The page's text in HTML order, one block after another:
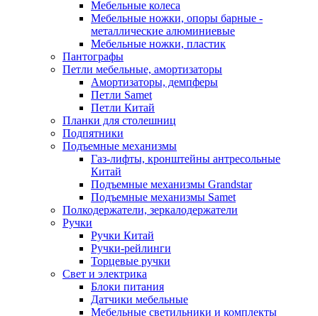
Мебельные колеса
Мебельные ножки, опоры барные -
металлические алюминиевые
Мебельные ножки, пластик
Пантографы
Петли мебельные, амортизаторы
Амортизаторы, демпферы
Петли Samet
Петли Китай
Планки для столешниц
Подпятники
Подъемные механизмы
Газ-лифты, кронштейны антресольные
Китай
Подъемные механизмы Grandstar
Подъемные механизмы Samet
Полкодержатели, зеркалодержатели
Ручки
Ручки Китай
Ручки-рейлинги
Торцевые ручки
Свет и электрика
Блоки питания
Датчики мебельные
Мебельные светильники и комплекты